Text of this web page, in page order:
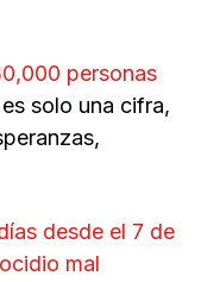
personas
solo una cifra,
desde el 7 de
mal